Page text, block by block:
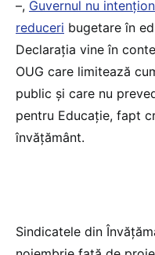
–, Guvernul nu
reduceri bugetare în
Declarația vine în
OUG care limitează
public și care nu
pentru Educație, fapt
învățământ.
Sindicatele din